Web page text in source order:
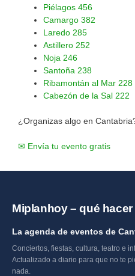
Piélagos 456
Camargo 382
Laredo 285
Astillero 252
Noja 246
Santoña 238
Ribamontán al Mar 228
Cabezón de la Sal 222
¿Organizas algo en
✉ Envía tu evento gratis
Miplanhoy – qué
La agenda de eventos de
Conciertos, fiestas, cultura, teatro e
Actualizado a diario para que no te
nada.